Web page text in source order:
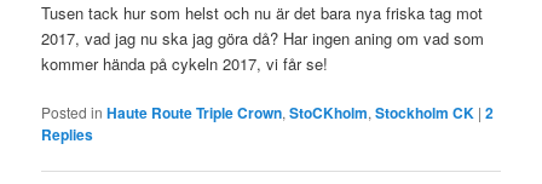
Tusen tack hur som helst och nu är det bara nya friska tag mot
2017, vad jag nu ska jag göra då? Har ingen aning om vad som
kommer hända på cykeln 2017, vi får se!
Posted in Haute Route Triple Crown,StoCKholm,Stockholm CK |2
Replies